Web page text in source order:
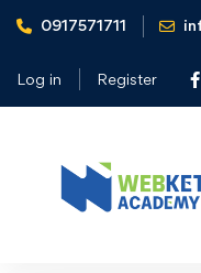
0917571711
Log in Register
Home Chiết khấu
Tag: Chiết